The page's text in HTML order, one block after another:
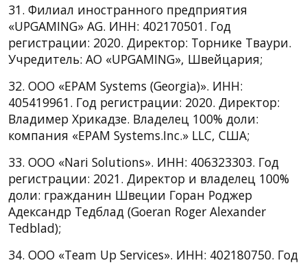
31. Филиал иностранного предприятия
«UPGAMING» AG. ИНН: 402170501. Год
регистрации: 2020. Директор: Торнике Тваури.
Учредитель: АО «UPGAMING», Швейцария;
32. ООО «EPAM Systems (Georgia)». ИНН:
405419961. Год регистрации: 2020. Директор:
Владимер Хрикадзе. Владелец 100% доли:
компания «EPAM Systems.Inc.» LLC, США;
33. ООО «Nari Solutions». ИНН: 406323303. Год
регистрации: 2021. Директор и владелец 100%
доли: гражданин Швеции Горан Роджер
Адександр Тедблад (Goeran Roger Alexander
Tedblad);
34. ООО «Team Up Services». ИНН: 402180750. Год